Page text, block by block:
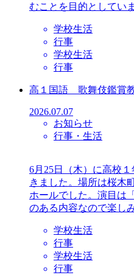
むことを目的としてい
学校生活
行事
学校生活
行事
高１国語 歌舞伎鑑賞
2026.07.07
お知らせ
行事・生活
6月25日（木）に高校
きました。場所は桜木
ホールでした。演目は
のある内容なので楽し
学校生活
行事
学校生活
行事